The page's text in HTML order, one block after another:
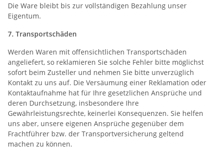
Die Ware bleibt bis zur vollständigen Bezahlung unser
Eigentum.
7. Transportschäden
Werden Waren mit offensichtlichen Transportschäden
angeliefert, so reklamieren Sie solche Fehler bitte möglichst
sofort beim Zusteller und nehmen Sie bitte unverzüglich
Kontakt zu uns auf. Die Versäumung einer Reklamation oder
Kontaktaufnahme hat für Ihre gesetzlichen Ansprüche und
deren Durchsetzung, insbesondere Ihre
Gewährleistungsrechte, keinerlei Konsequenzen. Sie helfen
uns aber, unsere eigenen Ansprüche gegenüber dem
Frachtführer bzw. der Transportversicherung geltend
machen zu können.